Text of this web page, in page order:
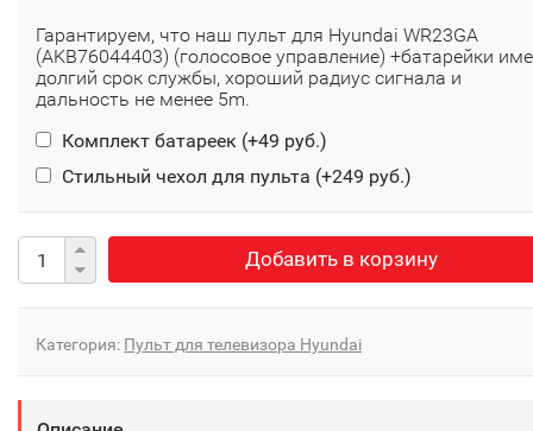
Гарантируем, что наш пульт для Hyundai WR23GA
(AKB76044403) (голосовое управление) +батарейки
долгий срок службы, хороший радиус сигнала и
дальность не менее 5m.
Комплект батареек (+49 руб.)
Стильный чехол для пульта (+249 руб.)
Добавить в корзину
Категория: Пульт для телевизора Hyundai